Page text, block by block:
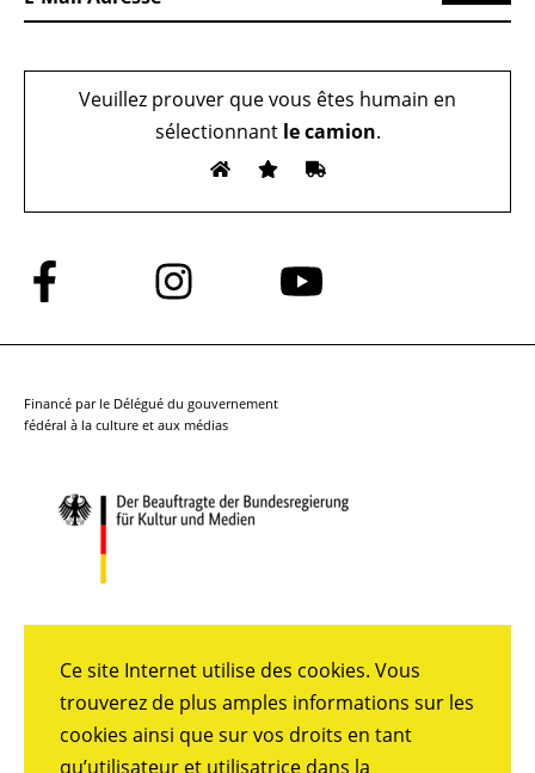
Ce site Internet utilise des cookies. Vous
trouverez de plus amples informations sur les
cookies ainsi que sur vos droits en tant
qu’utilisateur et utilisatrice dans la
Veuillez prouver que vous êtes humain en
sélectionnantle camion.
Suivez-
nous
sur
Suivez-
nous
sur
Suivez-
sur
Financé par le Délégué du gouvernement
fédéral à la culture et aux médias